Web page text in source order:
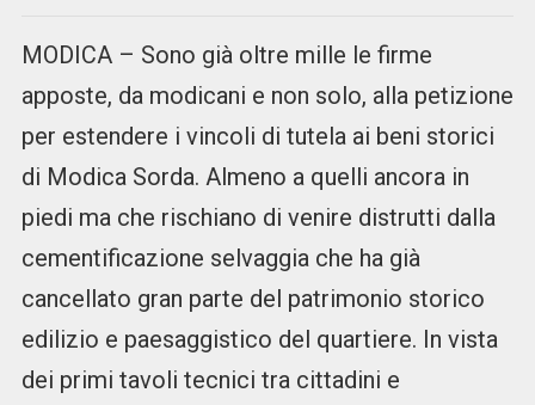
MODICA – Sono già oltre mille le firme
apposte, da modicani e non solo, alla petizione
per estendere i vincoli di tutela ai beni storici
di Modica Sorda. Almeno a quelli ancora in
piedi ma che rischiano di venire distrutti dalla
cementificazione selvaggia che ha già
cancellato gran parte del patrimonio storico
edilizio e paesaggistico del quartiere. In vista
dei primi tavoli tecnici tra cittadini e